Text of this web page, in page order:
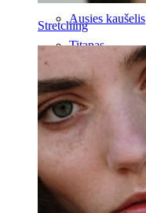
Stretching
Ausies kaušelis
Titanas